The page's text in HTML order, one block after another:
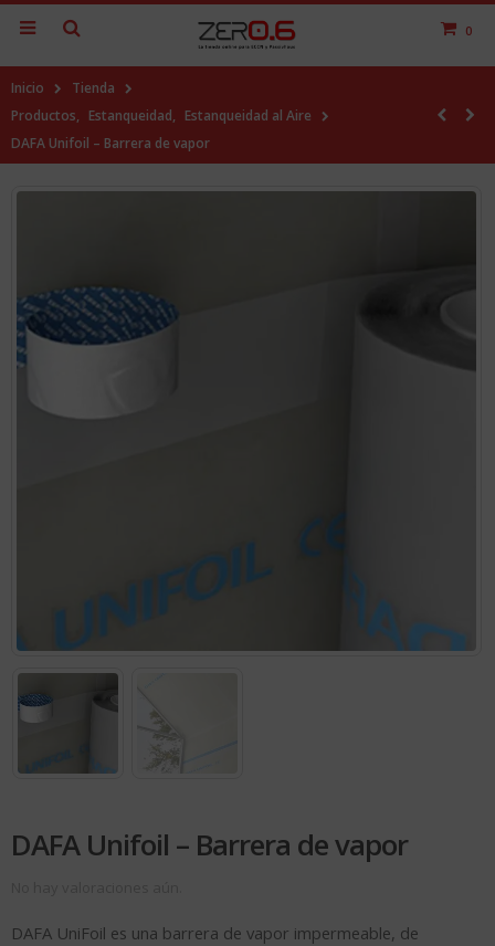
0
Inicio
Tienda
Productos, Estanqueidad, Estanqueidad al Aire
DAFA Unifoil – Barrera de vapor
DAFA Unifoil – Barrera de vapor
DAFA UniFoil es una barrera de vapor impermeable, de